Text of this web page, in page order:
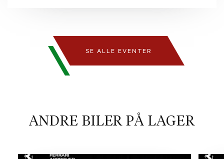
SE ALLE EVENTER
ANDRE BILER PÅ LAGER